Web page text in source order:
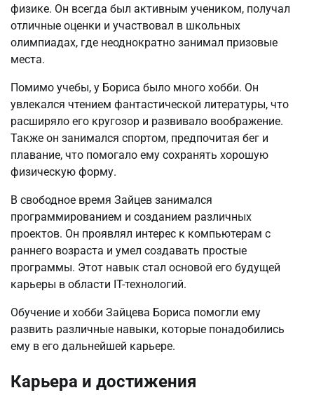
физике. Он всегда был активным учеником, получал
отличные оценки и участвовал в школьных
олимпиадах, где неоднократно занимал призовые
места.
Помимо учебы, у Бориса было много хобби. Он
увлекался чтением фантастической литературы, что
расширяло его кругозор и развивало воображение.
Также он занимался спортом, предпочитая бег и
плавание, что помогало ему сохранять хорошую
физическую форму.
В свободное время Зайцев занимался
программированием и созданием различных
проектов. Он проявлял интерес к компьютерам с
раннего возраста и умел создавать простые
программы. Этот навык стал основой его будущей
карьеры в области IT-технологий.
Обучение и хобби Зайцева Бориса помогли ему
развить различные навыки, которые понадобились
ему в его дальнейшей карьере.
Карьера и достижения